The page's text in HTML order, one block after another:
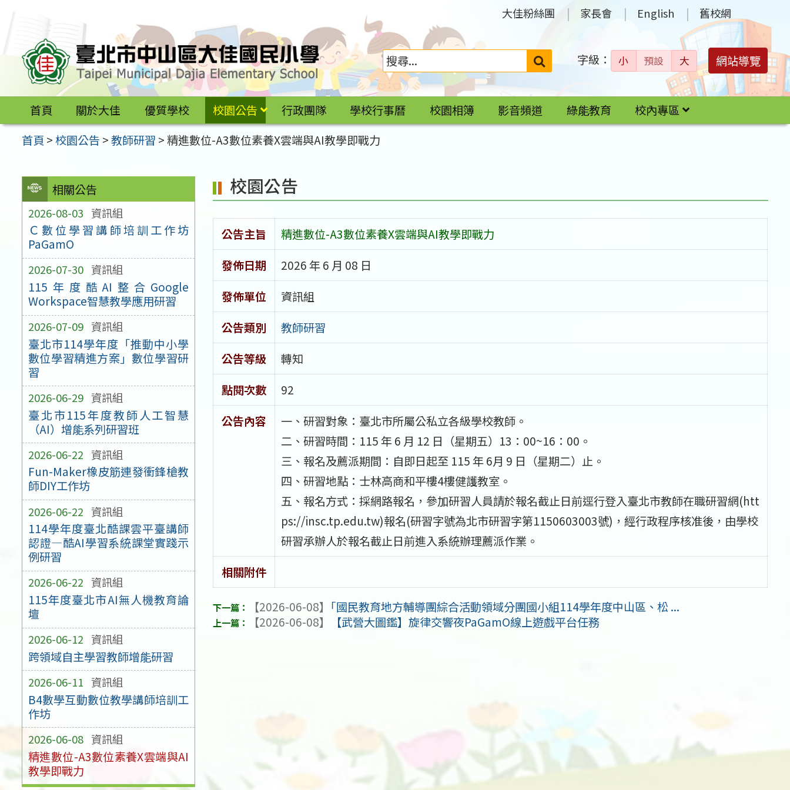
區
大佳粉絲團 家長會 English 舊校網
搜
字級： 小 預設 大 網站導覽
首頁 關於大佳 優質學校 校園公告 行政團隊 學校行事曆 校園相簿 影音頻道 綠能教育
校內專區
首頁 >校園公告 >教師研習 >精進數位-A3數位素養X雲端與AI教學即戰力
相關公告
2026-08-03 資訊組
Ｃ數位學習講師培訓工作坊
PaGamO
2026-07-30 資訊組
115年度酷AI整合Google
Workspace智慧教學應用研習
2026-07-09 資訊組
臺北市114學年度「推動中小學
數位學習精進方案」數位學習研
習
2026-06-29 資訊組
臺北市115年度教師人工智慧
（AI）增能系列研習班
2026-06-22 資訊組
Fun-Maker橡皮筋連發衝鋒槍教
師DIY工作坊
2026-06-22 資訊組
114學年度臺北酷課雲平臺講師
認證—酷AI學習系統課堂實踐示
例研習
2026-06-22 資訊組
115年度臺北市AI無人機教育論
壇
2026-06-12 資訊組
跨領域自主學習教師增能研習
2026-06-11 資訊組
B4數學互動數位教學講師培訓工
作坊
2026-06-08 資訊組
精進數位-A3數位素養X雲端與AI
教學即戰力
校園公告
公告主旨
精進數位-A3數位素養X雲端與AI教學即戰力
發佈日期
2026 年 6 月 08 日
發佈單位
資訊組
公告類別
教師研習
公告等級
轉知
點閱次數
92
公告內容
一、研習對象：臺北市所屬公私立各級學校教師。
二、研習時間：115 年 6 月 12 日（星期五）13：00~16：00。
三、報名及薦派期間：自即日起至 115 年 6月 9 日（星期二）止。
四、研習地點：士林高商和平樓4樓健護教室。
五、報名方式：採網路報名，參加研習人員請於報名截止日前逕行登入臺北市教師在職研習網(htt
ps://insc.tp.edu.tw)報名(研習字號為北市研習字第1150603003號)，經行政程序核准後，由學校
研習承辦人於報名截止日前進入系統辦理薦派作業。
相關附件
【2026-06-08】 ｢國民教育地方輔導團綜合活動領域分團國小組114學年度中山區、松 ...
【2026-06-08】
【武營大圖鑑】旋律交響夜PaGamO線上遊戲平台任務